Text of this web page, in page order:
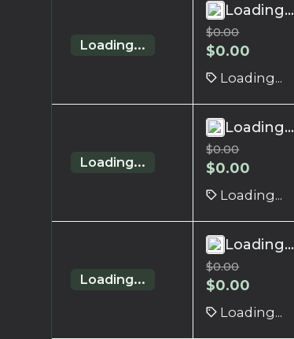
Loading...
Loading...
$0.00
$0.00
Loading...
Loading...
Loading...
$0.00
$0.00
Loading...
Loading...
Loading...
$0.00
$0.00
Loading...